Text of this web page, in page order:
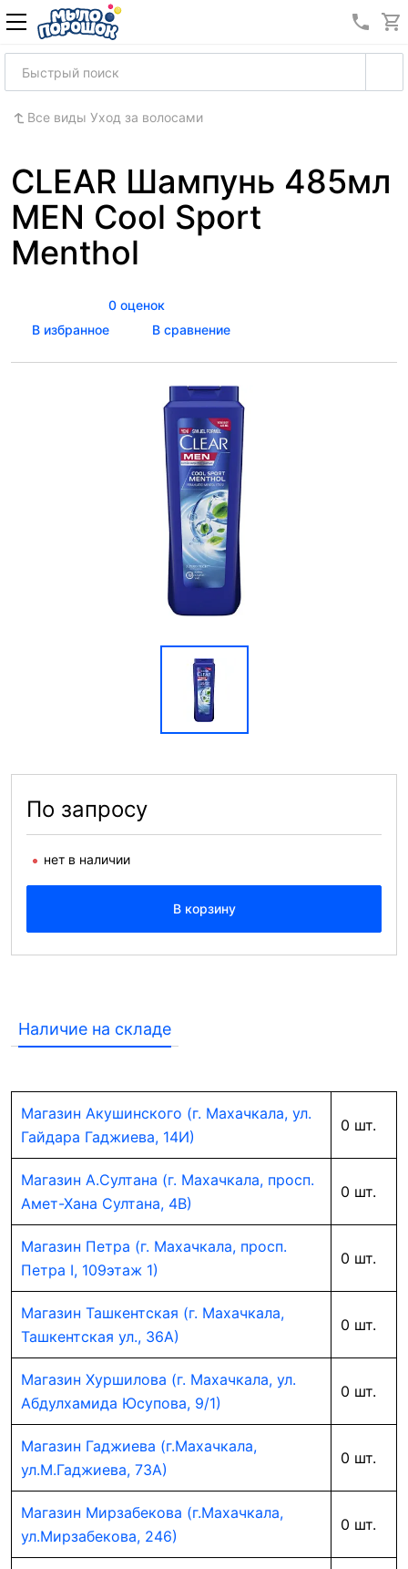
8
Все виды Уход за волосами
CLEAR Шампунь 485мл
MEN Cool Sport
Menthol
0 оценок
В избранное
В сравнение
По запросу
нет в наличии
В корзину
Наличие на складе
Магазин Акушинского (г. Махачкала, ул.
Гайдара Гаджиева, 14И)
0 шт.
Магазин А.Султана (г. Махачкала, просп.
Амет-Хана Султана, 4В)
0 шт.
Магазин Петра (г. Махачкала, просп.
Петра I, 109этаж 1)
0 шт.
Магазин Ташкентская (г. Махачкала,
Ташкентская ул., 36А)
0 шт.
Магазин Хуршилова (г. Махачкала, ул.
Абдулхамида Юсупова, 9/1)
0 шт.
Магазин Гаджиева (г.Махачкала,
ул.М.Гаджиева, 73А)
0 шт.
Магазин Мирзабекова (г.Махачкала,
ул.Мирзабекова, 246)
0 шт.